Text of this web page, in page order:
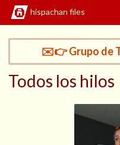
hispachan files
✉️👉 Grupo de
Todos los hilos